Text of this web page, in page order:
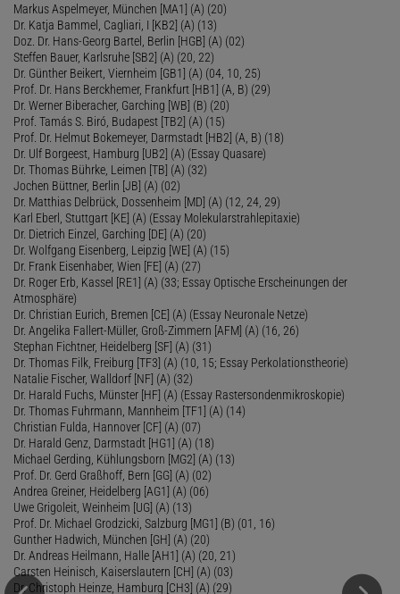
Markus Aspelmeyer, München [MA1] (A) (20)
Dr. Katja Bammel, Cagliari, I [KB2] (A) (13)
Doz. Dr. Hans-Georg Bartel, Berlin [HGB] (A) (02)
Steffen Bauer, Karlsruhe [SB2] (A) (20, 22)
Dr. Günther Beikert, Viernheim [GB1] (A) (04, 10, 25)
Prof. Dr. Hans Berckhemer, Frankfurt [HB1] (A, B) (29)
Dr. Werner Biberacher, Garching [WB] (B) (20)
Prof. Tamás S. Biró, Budapest [TB2] (A) (15)
Prof. Dr. Helmut Bokemeyer, Darmstadt [HB2] (A, B) (18)
Dr. Ulf Borgeest, Hamburg [UB2] (A) (Essay Quasare)
Dr. Thomas Bührke, Leimen [TB] (A) (32)
Jochen Büttner, Berlin [JB] (A) (02)
Dr. Matthias Delbrück, Dossenheim [MD] (A) (12, 24, 29)
Karl Eberl, Stuttgart [KE] (A) (Essay Molekularstrahlepitaxie)
Dr. Dietrich Einzel, Garching [DE] (A) (20)
Dr. Wolfgang Eisenberg, Leipzig [WE] (A) (15)
Dr. Frank Eisenhaber, Wien [FE] (A) (27)
Dr. Roger Erb, Kassel [RE1] (A) (33; Essay Optische Erscheinungen der
Atmosphäre)
Dr. Christian Eurich, Bremen [CE] (A) (Essay Neuronale Netze)
Dr. Angelika Fallert-Müller, Groß-Zimmern [AFM] (A) (16, 26)
Stephan Fichtner, Heidelberg [SF] (A) (31)
Dr. Thomas Filk, Freiburg [TF3] (A) (10, 15; Essay Perkolationstheorie)
Natalie Fischer, Walldorf [NF] (A) (32)
Dr. Harald Fuchs, Münster [HF] (A) (Essay Rastersondenmikroskopie)
Dr. Thomas Fuhrmann, Mannheim [TF1] (A) (14)
Christian Fulda, Hannover [CF] (A) (07)
Dr. Harald Genz, Darmstadt [HG1] (A) (18)
Michael Gerding, Kühlungsborn [MG2] (A) (13)
Prof. Dr. Gerd Graßhoff, Bern [GG] (A) (02)
Andrea Greiner, Heidelberg [AG1] (A) (06)
Uwe Grigoleit, Weinheim [UG] (A) (13)
Prof. Dr. Michael Grodzicki, Salzburg [MG1] (B) (01, 16)
Gunther Hadwich, München [GH] (A) (20)
Dr. Andreas Heilmann, Halle [AH1] (A) (20, 21)
Carsten Heinisch, Kaiserslautern [CH] (A) (03)
Dr. Christoph Heinze, Hamburg [CH3] (A) (29)